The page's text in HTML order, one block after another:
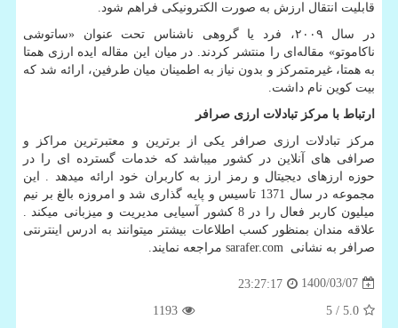
قابلیت انتقال ارزش به صورت الکترونیکی فراهم شود.
در سال ۲۰۰۹، فرد یا گروهی ناشناس تحت عنوان «ساتوشی
ناکاموتو» مقاله‌ای را منتشر کردند. در میان این مقاله ایده ارزی همتا
به همتا، غیرمتمرکز و بدون نیاز به اطمینان میان طرفین، ارائه شد که
بیت کوین نام داشت.
ارتباط با مرکز تبادلات ارزی صرافر
مرکز تبادلات ارزی صرافر یکی از برترین و معتبرترین مراکز و
صرافی های آنلاین در کشور میباشد که خدمات گسترده ای را در
حوزه ارزهای دیجیتال و رمز ارز به کاربران خود ارائه میدهد . این
مجموعه در سال 1371 تاسیس و پایه گذاری شد و امروزه بالغ بر نیم
میلیون کاربر فعال را در 8 کشور آسیایی مدیریت و میزبانی میکند .
علاقه مندان بمنظور کسب اطلاعات بیشتر میتوانند به ادرس اینترنتی
صرافر به نشانی sarafer.com مراجعه نمایند.
1400/03/07
23:27:17
5.0
/ 5
1193